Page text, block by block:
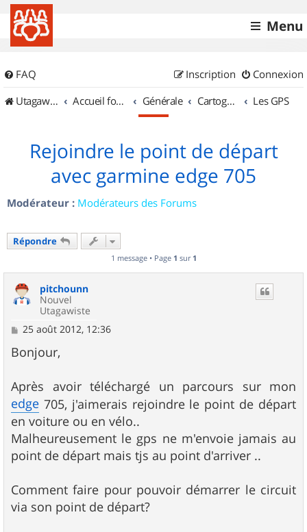
Menu
FAQ Connexion
Inscription
UtagawaVTT (Randos VTT et VTTAE avec traces GPS)
Accueil forum Générale Cartographie et GPS Les GPS
Rejoindre le point de départ
avec garmine edge 705
Modérateur : Modérateurs des Forums
Répondre
1 message • Page 1 sur 1
pitchounn
Nouvel
Utagawiste
M
s
s
g
e
25 août 2012, 12:36
Bonjour,
Après avoir téléchargé un parcours sur mon
edge 705, j'aimerais rejoindre le point de départ
en voiture ou en vélo..
Malheureusement le gps ne m'envoie jamais au
point de départ mais tjs au point d'arriver ..
Comment faire pour pouvoir démarrer le circuit
via son point de départ?